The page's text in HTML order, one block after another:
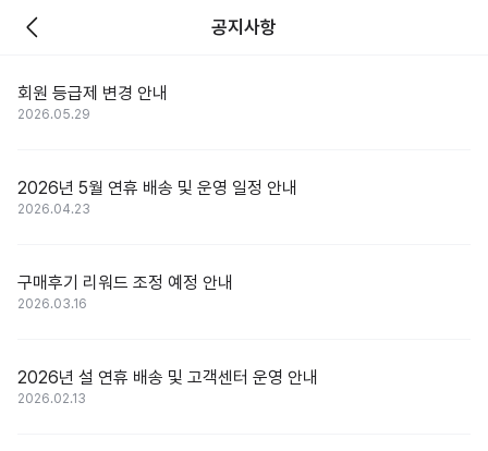
공지사항
회원 등급제 변경 안내
2026.05.29
2026년 5월 연휴 배송 및 운영 일정 안내
2026.04.23
구매후기 리워드 조정 예정 안내
2026.03.16
2026년 설 연휴 배송 및 고객센터 운영 안내
2026.02.13